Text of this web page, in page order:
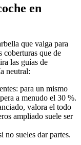
en
que valga para
coberturas que de
las guías de
neutral:
para un mismo
a menudo el 30 %.
valora el todo
ampliado suele ser
no sueles dar partes.